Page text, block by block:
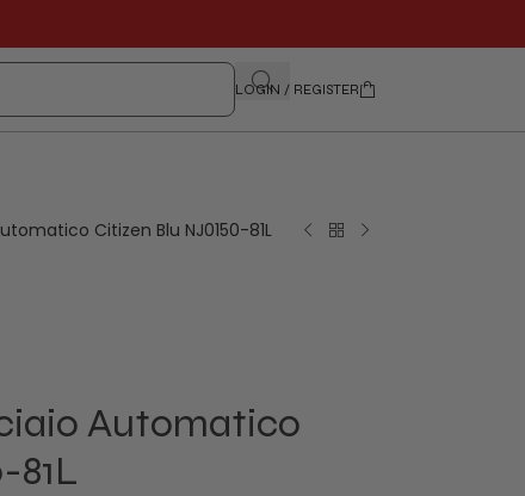
LOGIN / REGISTER
Citizen Blu NJ0150-81L
Automatico
81L